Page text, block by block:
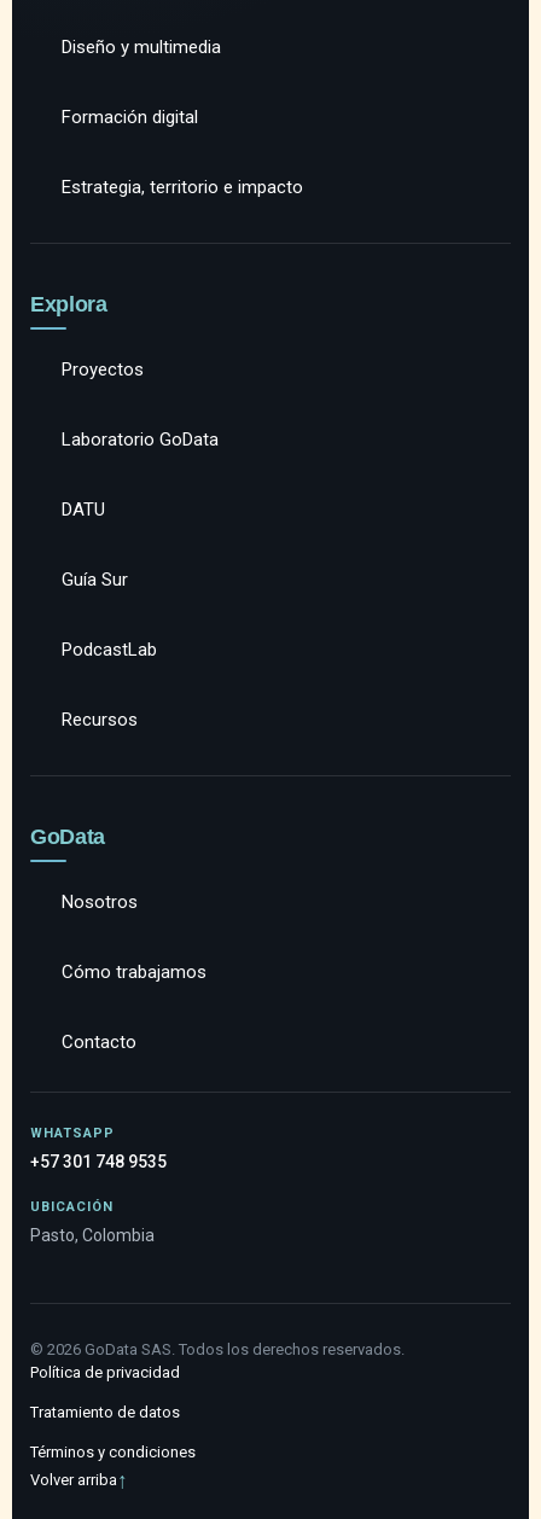
Diseño y multimedia
Formación digital
Estrategia, territorio e impacto
Explora
Proyectos
Laboratorio GoData
DATU
Guía Sur
PodcastLab
Recursos
GoData
Nosotros
Cómo trabajamos
Contacto
WHATSAPP
+57 301 748 9535
UBICACIÓN
Pasto, Colombia
© 2026 GoData SAS. Todos los derechos reservados.
Política de privacidad
Tratamiento de datos
Términos y condiciones
Volver arriba↑